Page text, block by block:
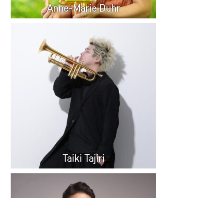
Anne-Marie Duhr
Taiki Tajiri